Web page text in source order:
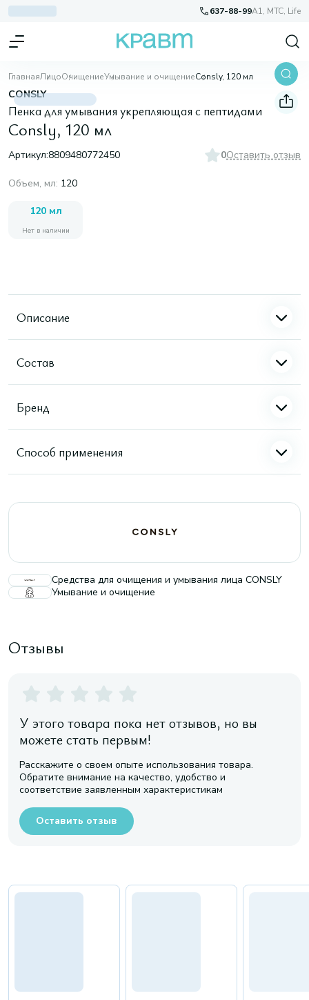
637-88-99A1, МТС, Life
ГлавнаяЛицоОчищениеУмывание и очищениеConsly, 120 мл
CONSLY
Пенка для умывания укрепляющая с пептидами
Consly, 120 мл
Артикул:8809480772450 0Оставить отзыв
Объем, мл: 120
120 мл
Нет в наличии
Описание
Состав
Бренд
Способ применения
Средства для очищения и умывания лица CONSLY
Умывание и очищение
Отзывы
У этого товара пока нет отзывов, но вы
можете стать первым!
Расскажите о своем опыте использования товара.
Обратите внимание на качество, удобство и
соответствие заявленным характеристикам
Оставить отзыв